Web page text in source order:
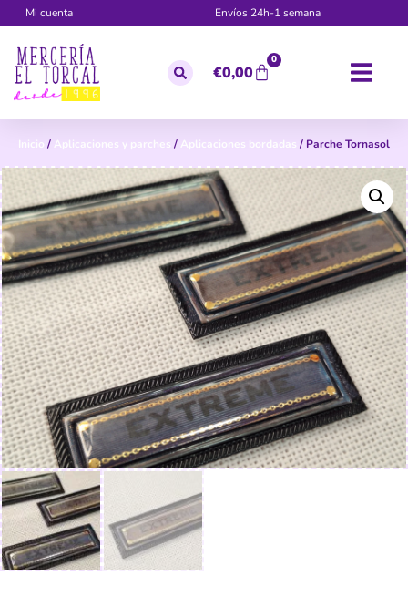
Mi cuenta Envíos 24h-1 semana
€0,00
0
Inicio / Aplicaciones y parches / Aplicaciones bordadas / Parche Tornasol